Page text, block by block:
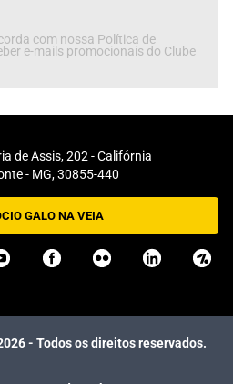
com nossa Política de
e-mails promocionais do Clube
de Assis, 202 - Califórnia
- MG, 30855-440
GALO NA VEIA
- Todos os direitos reservados.